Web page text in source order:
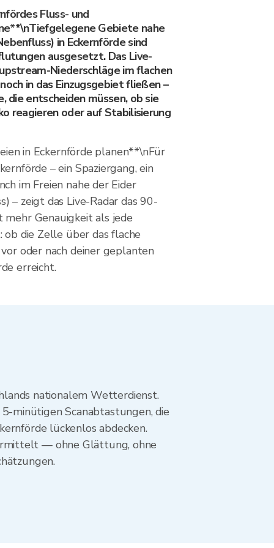
Fluss- und
Gebiete nahe
in Eckernförde sind
ausgesetzt. Das Live-
Niederschläge im flachen
in das Einzugsgebiet fließen –
die entscheiden müssen, ob sie
reagieren oder auf Stabilisierung
in Eckernförde planen**\nFür
– ein Spaziergang, ein
im Freien nahe der Eider
– zeigt das Live-Radar das 90-
Genauigkeit als jede
ob die Zelle über das flache
oder nach deiner geplanten
erreicht.
nationalem Wetterdienst.
minütigen Scanabtastungen, die
lückenlos abdecken.
— ohne Glättung, ohne